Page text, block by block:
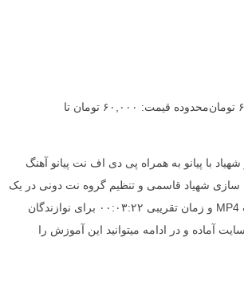
تومان
محدوده قیمت: ۶۰,۰۰۰ تومان تا
با پیانو به همراه پی دی اف نت پیانو آهنگ
سازی شهیاد قاسمی و تنظیم گروه نت دونی در یک
ویدیو آموزشی با فرمت MP4 و زمان تقریبی ۰۰:۰۳:۲۲ برای نوازندگان
آماده و در ادامه میتوانید این آموزش را